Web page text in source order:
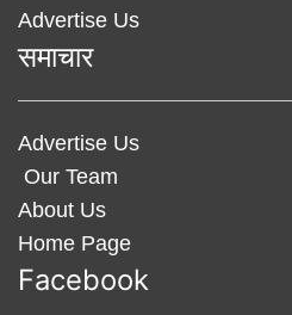
Advertise Us
समाचार
Advertise Us
Our Team
About Us
Home Page
Facebook